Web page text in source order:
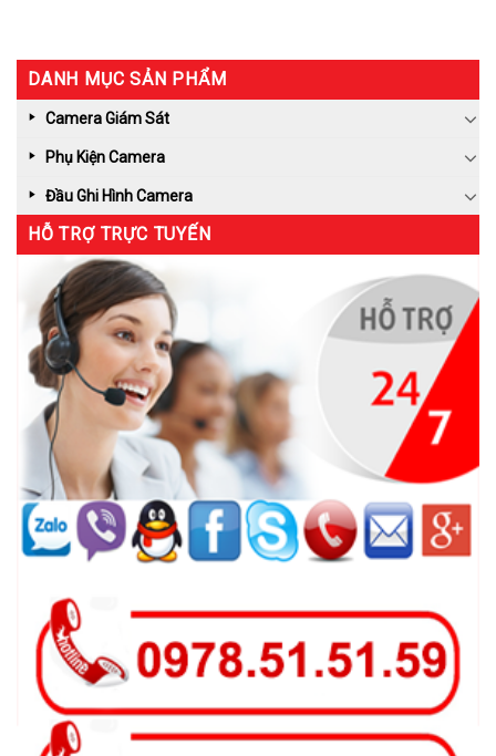
DANH MỤC SẢN PHẨM
Camera Giám Sát
Phụ Kiện Camera
Đầu Ghi Hình Camera
HỖ TRỢ TRỰC TUYẾN